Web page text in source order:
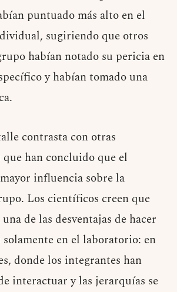
puntuado más alto en el
sugiriendo que otros
habían notado su pericia en
y habían tomado una
contrasta con otras
han concluido que el
influencia sobre la
Los científicos creen que
de las desventajas de hacer
en el laboratorio: en
donde los integrantes han
interactuar y las jerarquías se